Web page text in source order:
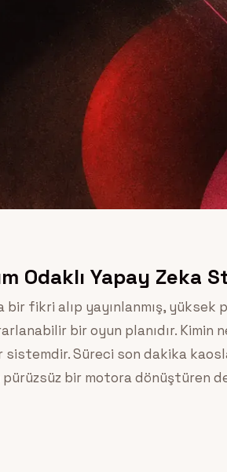
Odaklı Yapay Zeka
bir fikri alıp yayınlanmış, yüksek
bir oyun planıdır. Kimin
Süreci son dakika
bir motora dönüştüren